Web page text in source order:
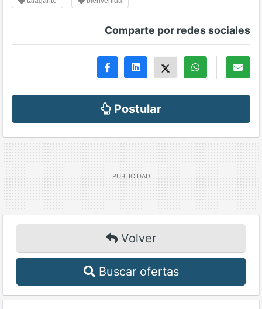
Comparte por redes sociales
Postular
Volver
Buscar ofertas